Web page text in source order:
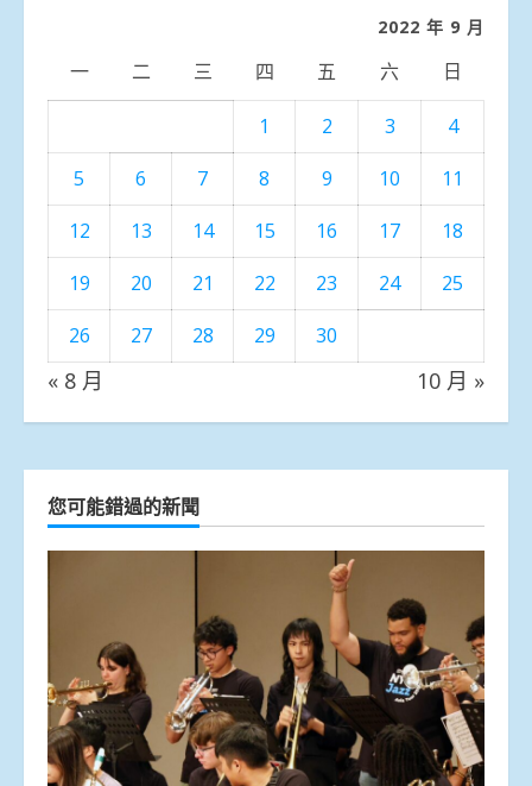
2022 年 9 月
一 二 三 四 五 六 日
1 2 3
4
5
6 7 8 9 10
11
12
13 14 15 16 17
18
19
20 21 22 23 24
25
26
27 28 29 30
« 8 月 10 月 »
您可能錯過的新聞